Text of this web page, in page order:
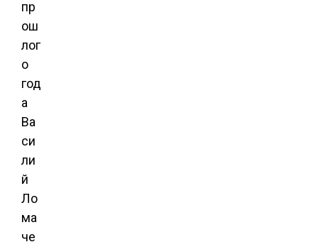
пр
ош
лог
о
год
а
Ва
си
ли
й
Ло
ма
че